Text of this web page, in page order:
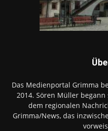
Das Medienportal Grimma
2014. Sören Müller
dem regionalen
Grimma/News, das